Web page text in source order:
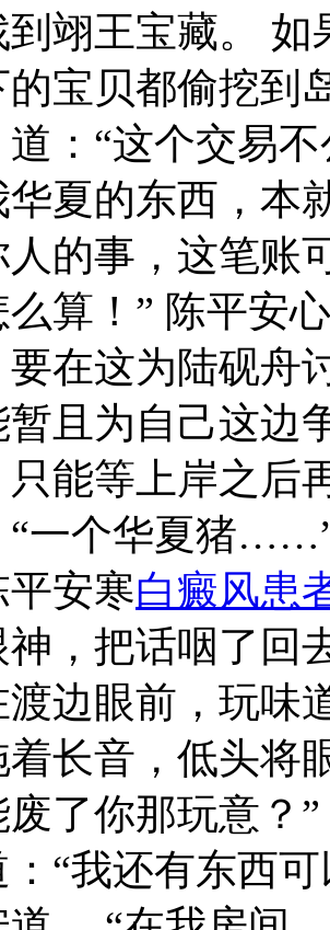
到翊王宝藏。
的宝贝都偷挖到
道：“这个交易
华夏的东西，本
人的事，这笔账
么算！” 陈平安
要在这为陆砚舟
暂且为自己这边
只能等上岸之后
“一个华夏猪
平安寒白癜风患
神，把话咽了回
渡边眼前，玩
着长音，低头将
了你那玩意？
：“我还有东西